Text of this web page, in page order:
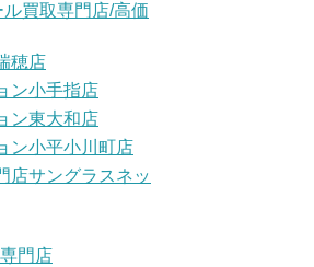
買取専門店/高価
穂店
ン小手指店
ン東大和店
ン小平小川町店
店サングラスネッ
門店